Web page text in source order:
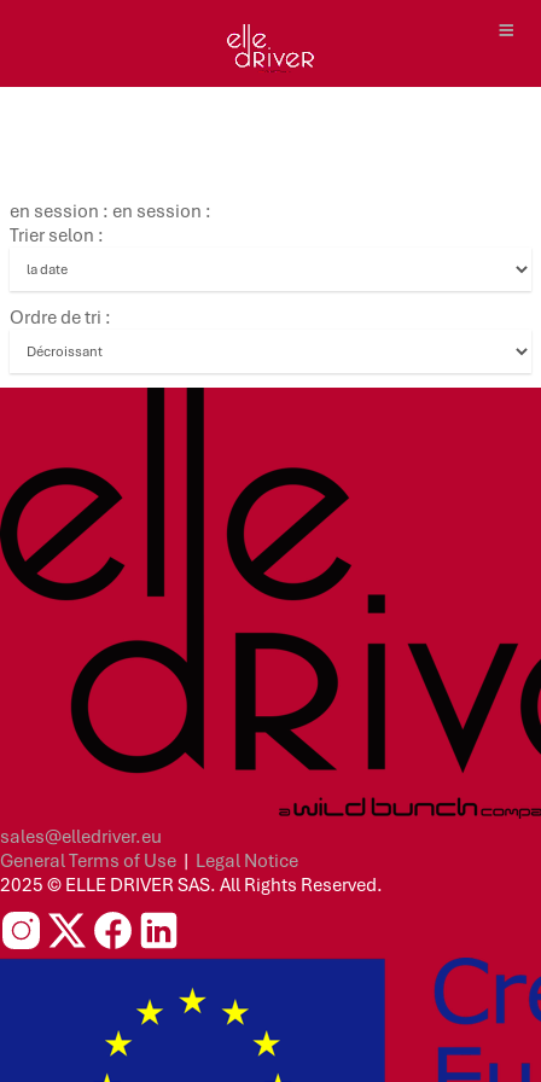
en session : en session :
Trier selon :
Ordre de tri :
sales@elledriver.eu
General Terms of Use | Legal Notice
2025 © ELLE DRIVER SAS. All Rights Reserved.